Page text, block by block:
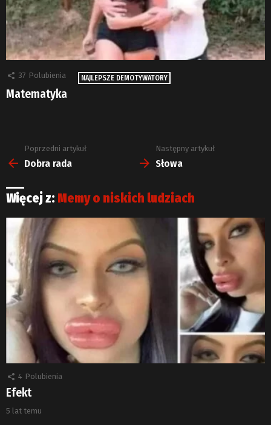
37 Polubienia NAJLEPSZE DEMOTYWATORY
Matematyka
Zobacz
więcej
Poprzedni artykuł
Dobra rada
Następny artykuł
Słowa
Więcej z: Memy o niskich ludziach
4 Polubienia
Efekt
5 lat temu